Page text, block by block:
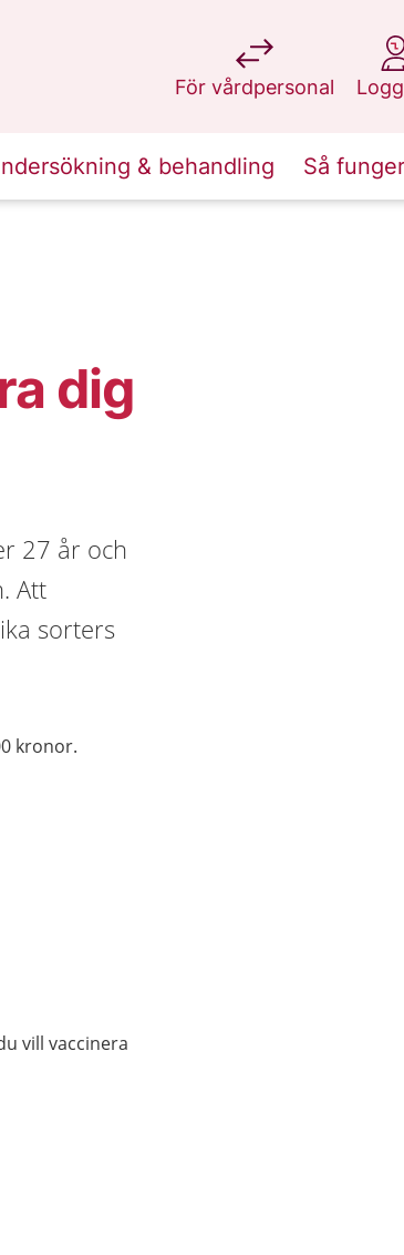
För vårdpersonal
på 1177.se
på
& behandling Så
dig
27 år och
Att
sorters
kronor.
vill vaccinera